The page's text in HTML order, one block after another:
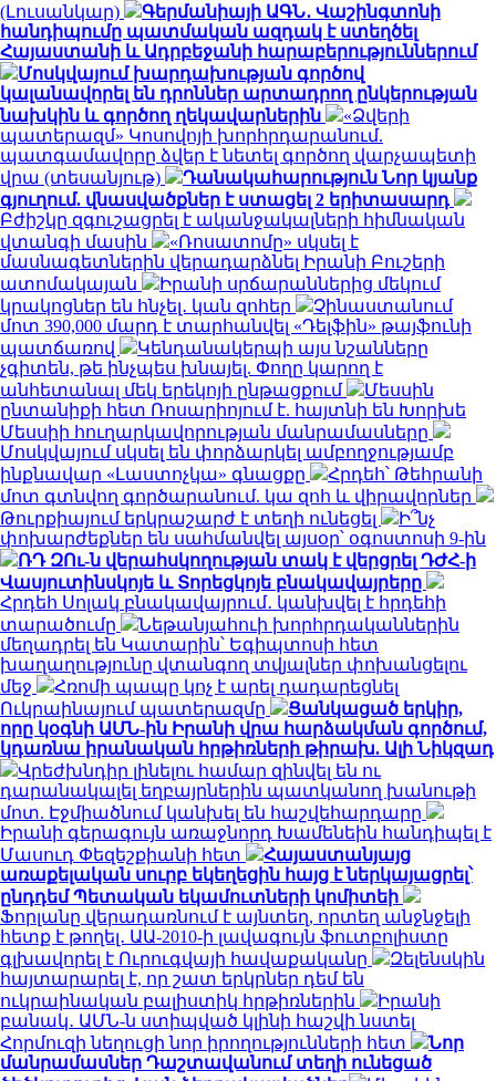
(Լուսանկար)
Գերմանիայի ԱԳՆ․ Վաշինգտոնի
հանդիպումը պատմական ազդակ է ստեղծել
Հայաստանի և Ադրբեջանի հարաբերություններում
Մոսկվայում խարդախության գործով
կալանավորել են դրոններ արտադրող ընկերության
նախկին և գործող ղեկավարներին
«Ձվերի
պատերազմ» Կոսովոյի խորհրդարանում.
պատգամավորը ձվեր է նետել գործող վարչապետի
վրա (տեսանյութ)
Դանակահարություն Նոր կյանք
գյուղում. վնասվածքներ է ստացել 2 երիտասարդ
Բժիշկը զգուշացրել է ականջակալների հիմնական
վտանգի մասին
«Ռոսատոմը» սկսել է
մասնագետներին վերադարձնել Իրանի Բուշերի
ատոմակայան
Իրանի սրճարաններից մեկում
կրակոցներ են հնչել․ կան զոհեր
Չինաստանում
մոտ 390,000 մարդ է տարհանվել «Դելֆին» թայֆունի
պատճառով
Կենդանակերպի այս նշանները
չգիտեն, թե ինչպես խնայել. Փողը կարող է
անհետանալ մեկ երեկոյի ընթացքում
Մեսսին
ընտանիքի հետ Ռոսարիոյում է. հայտնի են Խորխե
Մեսսիի հուղարկավորության մանրամասները
Մոսկվայում սկսել են փորձարկել ամբողջությամբ
ինքնավար «Լաստոչկա» գնացքը
Հրդեհ՝ Թեհրանի
մոտ գտնվող գործարանում. կա զոհ և վիրավորներ
Թուրքիայում երկրաշարժ է տեղի ունեցել
Ի՞նչ
փոխարժեքներ են սահմանվել այսօր՝ օգոստոսի 9-ին
ՌԴ ԶՈւ-ն վերահսկողության տակ է վերցրել ԴԺՀ-ի
Վասյուտինսկոյե և Տորեցկոյե բնակավայրերը
Հրդեհ Սոլակ բնակավայրում․ կանխվել է հրդեհի
տարածումը
Նեթանյահուի խորհրդականներին
մեղադրել են Կատարին՝ Եգիպտոսի հետ
խաղաղությունը վտանգող տվյալներ փոխանցելու
մեջ
Հռոմի պապը կոչ է արել դադարեցնել
Ուկրաինայում պատերազմը
Ցանկացած երկիր,
որը կօգնի ԱՄՆ-ին Իրանի վրա հարձակման գործում,
կդառնա իրանական հրթիռների թիրախ. Ալի Նիկզադ
Վրեժխնդիր լինելու համար զինվել են ու
դարանակալել եղբայրներին պատկանող խանութի
մոտ. Էջմիածնում կանխել են հաշվեհարդարը
Իրանի գերագույն առաջնորդ Խամենեին հանդիպել է
Մասուդ Փեզեշքիանի հետ
Հայաստանյայց
առաքելական սուրբ եկեղեցին հայց է ներկայացրել՝
ընդդեմ Պետական եկամուտների կոմիտեի
Ֆորլանը վերադառնում է այնտեղ, որտեղ անջնջելի
հետք է թողել․ ԱԱ-2010-ի լավագույն ֆուտբոլիստը
գլխավորել է Ուրուգվայի հավաքականը
Զելենսկին
հայտարարել է, որ շատ երկրներ դեմ են
ուկրաինական բալիստիկ հրթիռներին
Իրանի
բանակ․ ԱՄՆ-ն ստիպված կլինի հաշվի նստել
Հորմուզի նեղուցի նոր իրողությունների հետ
Նոր
մանրամասներ Դաշտավանում տեղի ունեցած